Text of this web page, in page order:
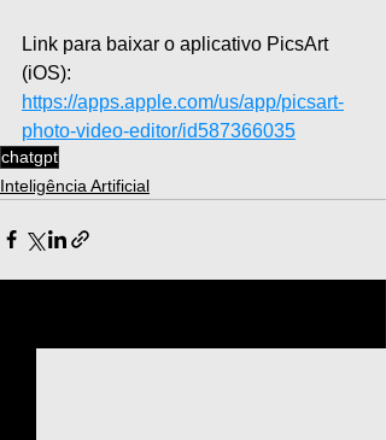
Link para baixar o aplicativo PicsArt
(iOS):
https://apps.apple.com/us/app/picsart-
photo-video-editor/id587366035
chatgpt
Inteligência Artificial